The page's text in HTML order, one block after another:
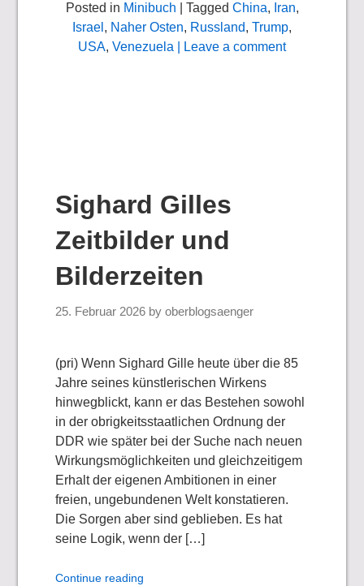
Posted in Minibuch | Tagged China, Iran,
Israel , Naher Osten, Russland, Trump,
USA, Venezuela | Leave a comment
Sighard Gilles
Zeitbilder und
Bilderzeiten
25. Februar 2026 byoberblogsaenger
(pri) Wenn Sighard Gille heute über die 85
Jahre seines künstlerischen Wirkens
hinwegblickt, kann er das Bestehen sowohl
in der obrigkeitsstaatlichen Ordnung der
DDR wie später bei der Suche nach neuen
Wirkungsmöglichkeiten und gleichzeitigem
Erhalt der eigenen Ambitionen in einer
freien, ungebundenen Welt konstatieren.
Die Sorgen aber sind geblieben. Es hat
seine Logik, wenn der […]
Continue reading